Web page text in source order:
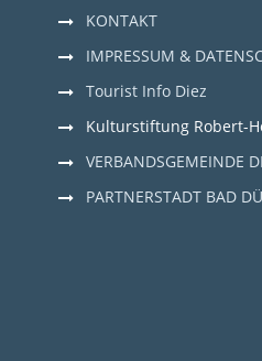
KONTAKT
IMPRESSUM &
Tourist Info Diez
Kulturstiftung Robert-
VERBANDSGEMEINDE
PARTNERSTADT BAD